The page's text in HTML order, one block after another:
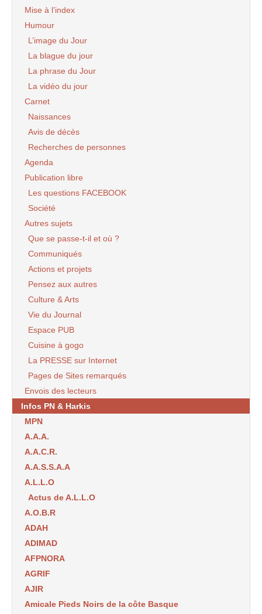
Mise à l’index
Humour
L’image du Jour
La blague du jour
La phrase du Jour
La vidéo du jour
Carnet
Naissances
Avis de décès
Recherches de personnes
Agenda
Publication libre
Les questions FACEBOOK
Société
Autres sujets
Que se passe-t-il et où ?
Communiqués
Actions et projets
Pensez aux autres
Culture & Arts
Vie du Journal
Espace PUB
Cuisine à gogo
La PRESSE sur Internet
Pages de Sites remarqués
Envois des lecteurs
Infos PN & Harkis
MPN
A.A.A.
A.A.C.R.
A.A.S.S.A.A
A.L.L.O
Actus de A.L.L.O
A.O.B.R
ADAH
ADIMAD
AFPNORA
AGRIF
AJIR
Amicale Pieds Noirs de la côte Basque